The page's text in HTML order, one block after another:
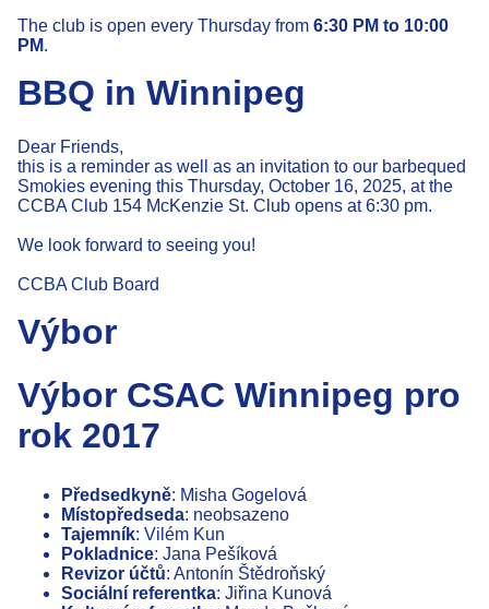
The club is open every Thursday from 6:30 PM to 10:00
PM.
BBQ in Winnipeg
Dear Friends,
this is a reminder as well as an invitation to our barbequed
Smokies evening this Thursday, October 16, 2025, at the
CCBA Club 154 McKenzie St. Club opens at 6:30 pm.
We look forward to seeing you!
CCBA Club Board
Výbor
Výbor CSAC Winnipeg pro
rok 2017
Předsedkyně: Misha Gogelová
Místopředseda: neobsazeno
Tajemník: Vilém Kun
Pokladnice: Jana Pešíková
Revizor účtů: Antonín Štědroňský
Sociální referentka: Jiřina Kunová